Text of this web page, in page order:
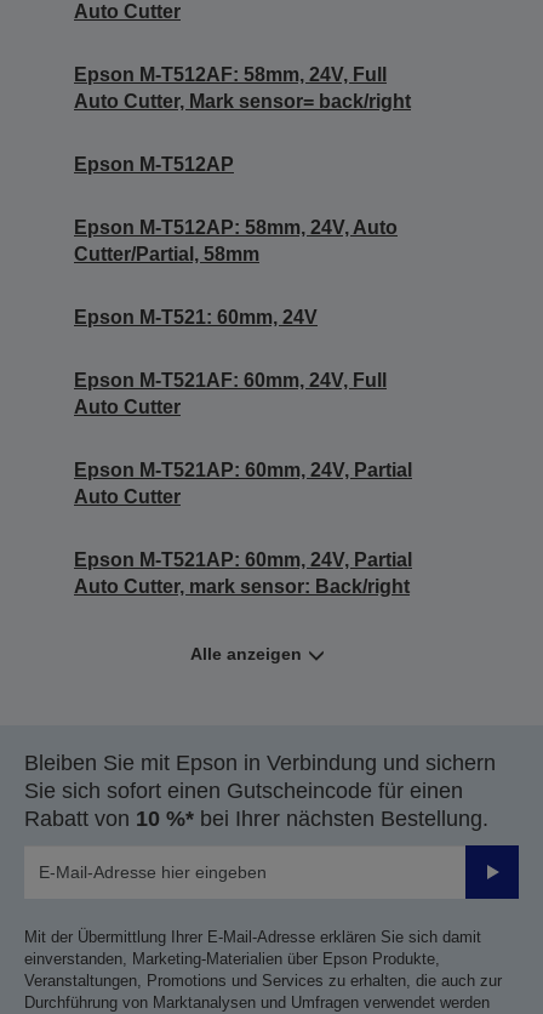
Auto Cutter
Epson M-T512AF: 58mm, 24V, Full
Auto Cutter, Mark sensor= back/right
Epson M-T512AP
Epson M-T512AP: 58mm, 24V, Auto
Cutter/Partial, 58mm
Epson M-T521: 60mm, 24V
Epson M-T521AF: 60mm, 24V, Full
Auto Cutter
Epson M-T521AP: 60mm, 24V, Partial
Auto Cutter
Epson M-T521AP: 60mm, 24V, Partial
Auto Cutter, mark sensor: Back/right
Alle anzeigen
Bleiben Sie mit Epson in Verbindung und sichern
Sie sich sofort einen Gutscheincode für einen
Rabatt von 10 %* bei Ihrer nächsten Bestellung.
Mit der Übermittlung Ihrer E-Mail-Adresse erklären Sie sich damit
einverstanden, Marketing-Materialien über Epson Produkte,
Veranstaltungen, Promotions und Services zu erhalten, die auch zur
Durchführung von Marktanalysen und Umfragen verwendet werden